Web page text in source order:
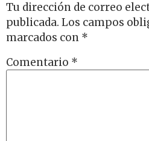
Tu dirección de correo
publicada. Los campos
marcados con *
Comentario *